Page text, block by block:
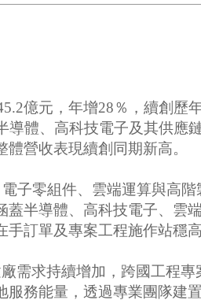
億元，年增28％，續創
體、高科技電子及其供
營收表現續創同期新高。
子零組件、雲端運算與高
半導體、高科技電子、
訂單及專案工程施作站穩高
需求持續增加，跨國工程
務能量，透過專業團隊